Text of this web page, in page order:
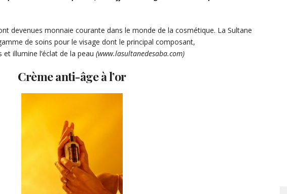
devenues monnaie courante dans le monde de la cosmétique. La Sultane
de soins pour le visage dont le principal composant,
illumine l’éclat de la peau (www.lasultanedesaba.com)
Crème anti-âge à l’or